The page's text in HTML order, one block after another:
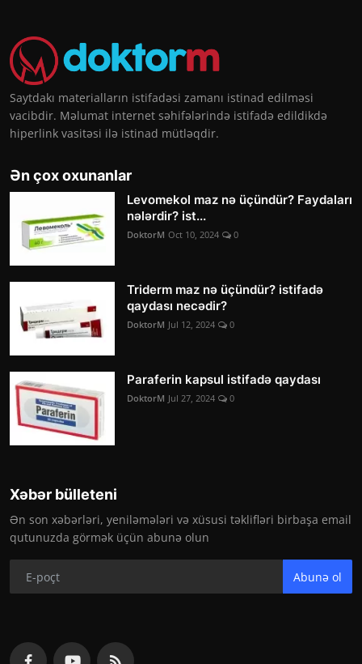
Saytdakı materialların istifadəsi zamanı istinad edilməsi
vacibdir. Məlumat internet səhifələrində istifadə edildikdə
hiperlink vasitəsi ilə istinad mütləqdir.
Ən çox oxunanlar
Levomekol maz nə üçündür? Faydaları
nələrdir? ist...
DoktorM Oct 10, 2024 0
Triderm maz nə üçündür? istifadə
qaydası necədir?
DoktorM Jul 12, 2024 0
Paraferin kapsul istifadə qaydası
DoktorM Jul 27, 2024 0
Xəbər bülleteni
Ən son xəbərləri, yeniləmələri və xüsusi təklifləri birbaşa email
qutunuzda görmək üçün abunə olun
Abunə ol